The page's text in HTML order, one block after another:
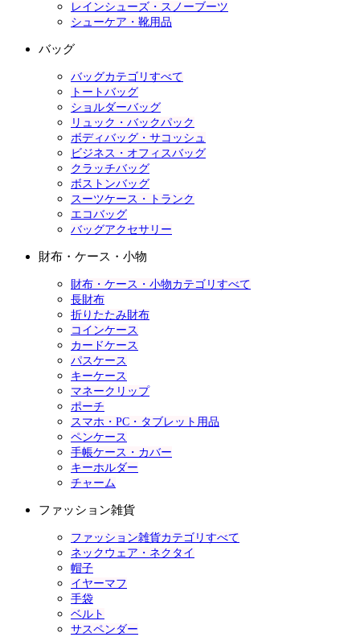
レインシューズ・スノーブーツ
シューケア・靴用品
バッグ
バッグカテゴリすべて
トートバッグ
ショルダーバッグ
リュック・バックパック
ボディバッグ・サコッシュ
ビジネス・オフィスバッグ
クラッチバッグ
ボストンバッグ
スーツケース・トランク
エコバッグ
バッグアクセサリー
財布・ケース・小物
財布・ケース・小物カテゴリすべて
長財布
折りたたみ財布
コインケース
カードケース
パスケース
キーケース
マネークリップ
ポーチ
スマホ・PC・タブレット用品
ペンケース
手帳ケース・カバー
キーホルダー
チャーム
ファッション雑貨
ファッション雑貨カテゴリすべて
ネックウェア・ネクタイ
帽子
イヤーマフ
手袋
ベルト
サスペンダー